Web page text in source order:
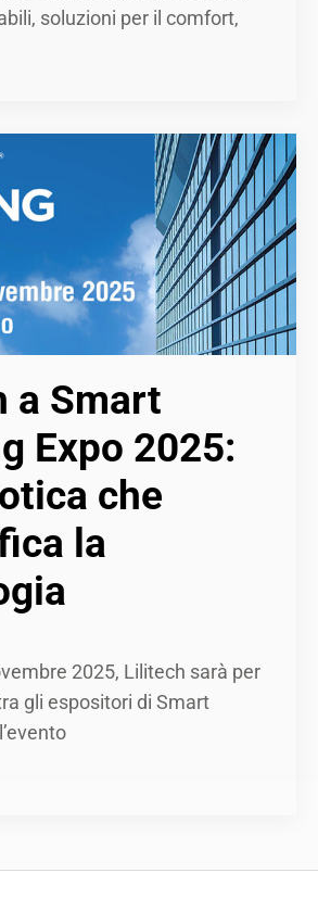
soluzioni per il comfort,
a Smart
Expo 2025:
che
la
2025, Lilitech sarà per
gli espositori di Smart